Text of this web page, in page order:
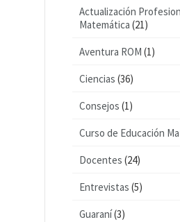
Actualización
Matemática (21)
Aventura ROM (1)
Ciencias (36)
Consejos (1)
Curso de Educación
Docentes (24)
Entrevistas (5)
Guaraní(3)